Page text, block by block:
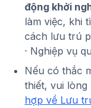
động khởi
làm việc, khi
cách lưu trú
· Nghiệp vụ
Nếu có thắc
thiết, vui lòng
hợp về Lưu